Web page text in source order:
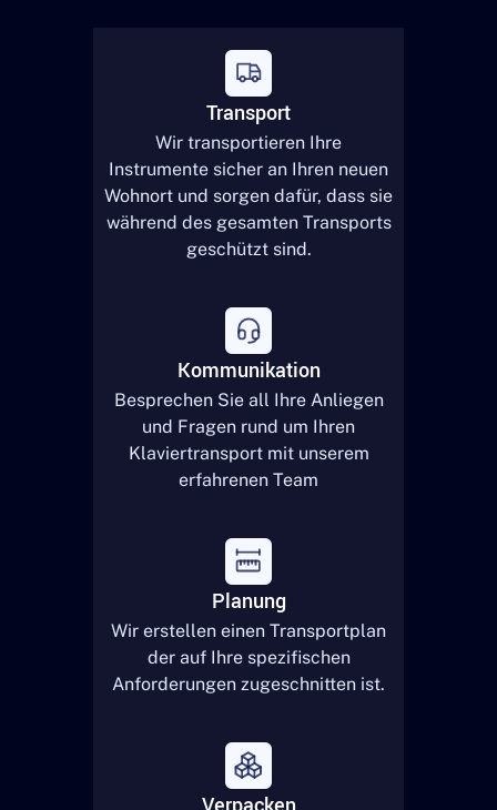
Transport
Wir transportieren Ihre
Instrumente sicher an Ihren neuen
Wohnort und sorgen dafür, dass sie
während des gesamten Transports
geschützt sind.
Kommunikation
Besprechen Sie all Ihre Anliegen
und Fragen rund um Ihren
Klaviertransport mit unserem
erfahrenen Team
Planung
Wir erstellen einen Transportplan
der auf Ihre spezifischen
Anforderungen zugeschnitten ist.